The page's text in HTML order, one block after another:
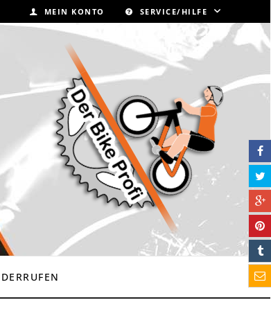
MEIN KONTO SERVICE/HILFE